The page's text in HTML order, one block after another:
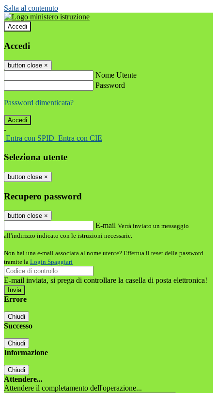
Salta al contenuto
Accedi
Accedi
button close ×
Nome Utente
Password
Password dimenticata?
-
Entra con SPID Entra con CIE
Seleziona utente
button close ×
Recupero password
button close ×
E-mail Verrà inviato un messaggio
all'indirizzo indicato con le istruzioni necessarie.
Non hai una e-mail associata al nome utente? Effettua il reset della password
tramite la Login Spaggiari
E-mail inviata, si prega di controllare la casella di posta elettronica!
Errore
Chiudi
Successo
Chiudi
Informazione
Chiudi
Attendere...
Attendere il completamento dell'operazione...